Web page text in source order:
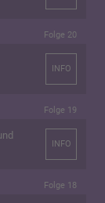
Folge 20
INFO
Folge 19
INFO
Folge 18